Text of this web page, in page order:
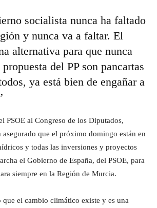
socialista nunca ha faltado
y nunca va a faltar. El
alternativa para que nunca
del PP son pancartas
ya está bien de engañar a
PSOE al Congreso de los Diputados,
asegurado que el próximo domingo están en
y todas las inversiones y proyectos
el Gobierno de España, del PSOE, para
siempre en la Región de Murcia.
que el cambio climático existe y es una